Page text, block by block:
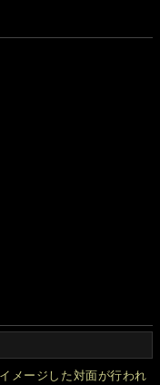
メージした対面が行われ